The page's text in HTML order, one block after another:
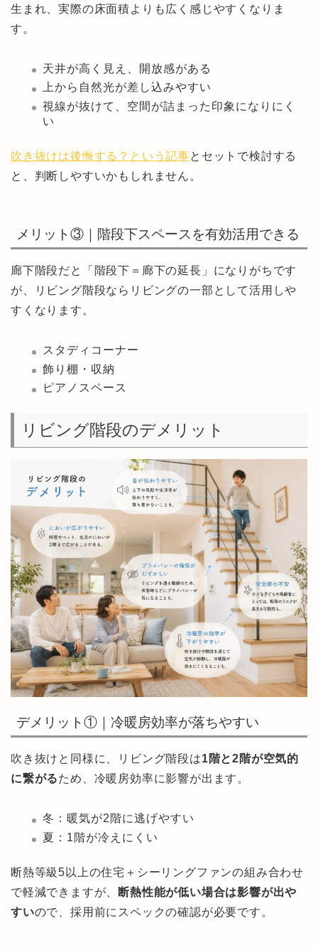
生まれ、実際の床面積よりも広く感じやすくなりま
す。
天井が高く見え、開放感がある
上から自然光が差し込みやすい
視線が抜けて、空間が詰まった印象になりにく
い
吹き抜けは後悔する？という記事とセットで検討する
と、判断しやすいかもしれません。
メリット③｜階段下スペースを有効活用できる
廊下階段だと「階段下＝廊下の延長」になりがちです
が、リビング階段ならリビングの一部として活用しや
すくなります。
スタディコーナー
飾り棚・収納
ピアノスペース
リビング階段のデメリット
デメリット①｜冷暖房効率が落ちやすい
吹き抜けと同様に、リビング階段は1階と2階が空気的
に繋がるため、冷暖房効率に影響が出ます。
冬：暖気が2階に逃げやすい
夏：1階が冷えにくい
断熱等級5以上の住宅＋シーリングファンの組み合わせ
で軽減できますが、
断熱性能が低い場合は影響が出や
すいので、採用前にスペックの確認が必要です。